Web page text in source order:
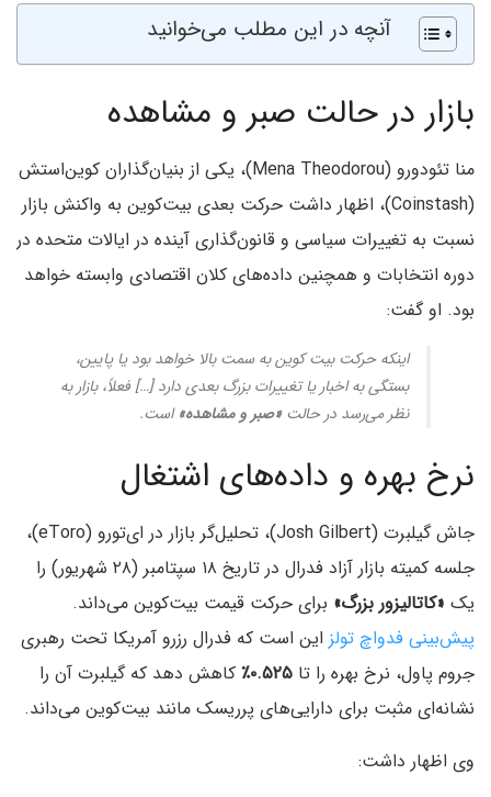
آنچه در این مطلب می‌خوانید
بازار در حالت صبر و مشاهده
منا تئودورو (Mena Theodorou)، یکی از بنیان‌گذاران کوین‌استش
(Coinstash)، اظهار داشت حرکت بعدی بیت‌کوین به واکنش بازار
نسبت به تغییرات سیاسی و قانون‌گذاری آینده در ایالات متحده در
دوره انتخابات و همچنین داده‌های کلان اقتصادی وابسته خواهد
بود. او گفت:
اینکه حرکت بیت کوین به سمت بالا خواهد بود یا پایین،
بستگی به اخبار یا تغییرات بزرگ بعدی دارد […] فعلاً، بازار به
نظر می‌رسد در حالت «صبر و مشاهده»است.
نرخ بهره و داده‌های اشتغال
جاش گیلبرت (Josh Gilbert)، تحلیل‌گر بازار در ای‌تورو (eToro)،
جلسه کمیته بازار آزاد فدرال در تاریخ ۱۸ سپتامبر (۲۸ شهریور) را
یک «کاتالیزور بزرگ» برای حرکت قیمت بیت‌کوین می‌داند.
پیش‌بینی فدواچ تولز این است که فدرال رزرو آمریکا تحت رهبری
جروم پاول، نرخ بهره را تا
کاهش دهد که گیلبرت آن را
نشانه‌ای مثبت برای دارایی‌های پرریسک مانند بیت‌کوین می‌داند.
وی اظهار داشت: